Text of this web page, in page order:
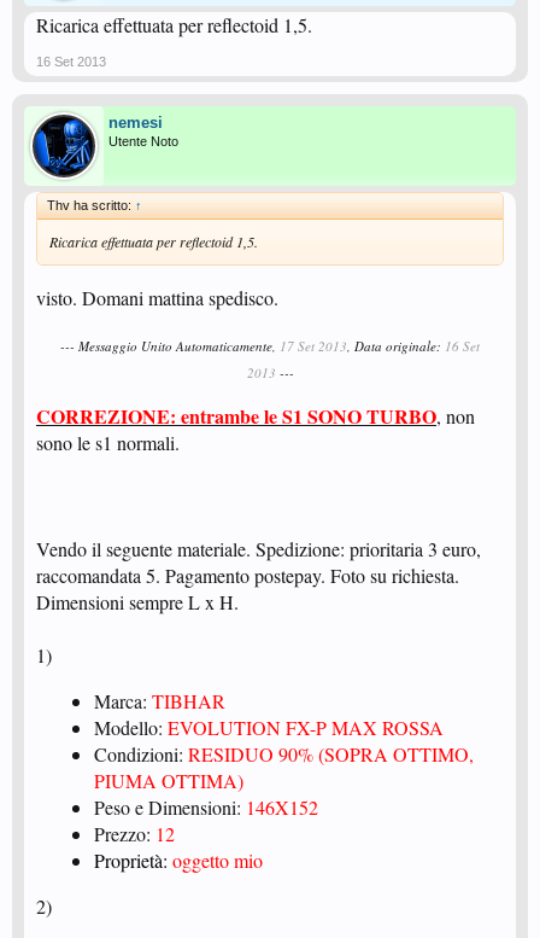
Ricarica effettuata per reflectoid 1,5.
16 Set 2013
nemesi
Utente Noto
Thv ha scritto: ↑
Ricarica effettuata per reflectoid 1,5.
visto. Domani mattina spedisco.
--- Messaggio Unito Automaticamente, 17 Set 2013, Data originale: 16 Set
2013 ---
CORREZIONE: entrambe le S1 SONO TURBO, non
sono le s1 normali.
Vendo il seguente materiale. Spedizione: prioritaria 3 euro,
raccomandata 5. Pagamento postepay. Foto su richiesta.
Dimensioni sempre L x H.
1)
Marca: TIBHAR
Modello: EVOLUTION FX-P MAX ROSSA
Condizioni: RESIDUO 90% (SOPRA OTTIMO,
PIUMA OTTIMA)
Peso e Dimensioni: 146X152
Prezzo: 12
Proprietà: oggetto mio
2)